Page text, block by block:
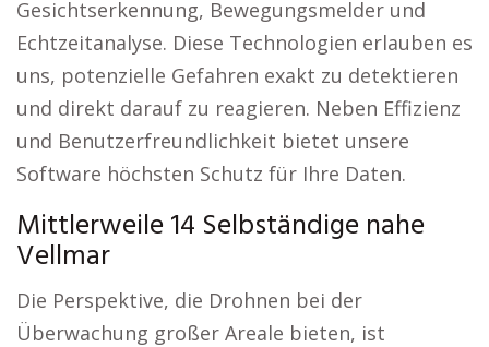
Gesichtserkennung, Bewegungsmelder und
Echtzeitanalyse. Diese Technologien erlauben es
uns, potenzielle Gefahren exakt zu detektieren
und direkt darauf zu reagieren. Neben Effizienz
und Benutzerfreundlichkeit bietet unsere
Software höchsten Schutz für Ihre Daten.
Mittlerweile 14 Selbständige nahe
Vellmar
Die Perspektive, die Drohnen bei der
Überwachung großer Areale bieten, ist